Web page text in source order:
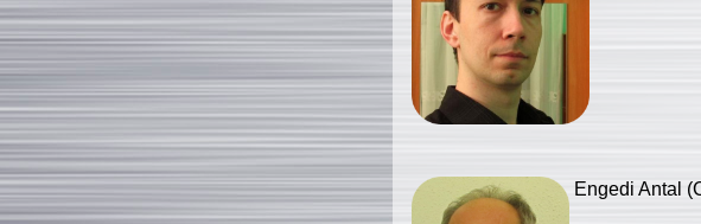
Engedi Antal